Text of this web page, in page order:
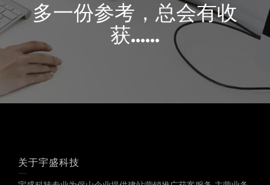
多一份参考，总会有收
获……
关于宇盛科技